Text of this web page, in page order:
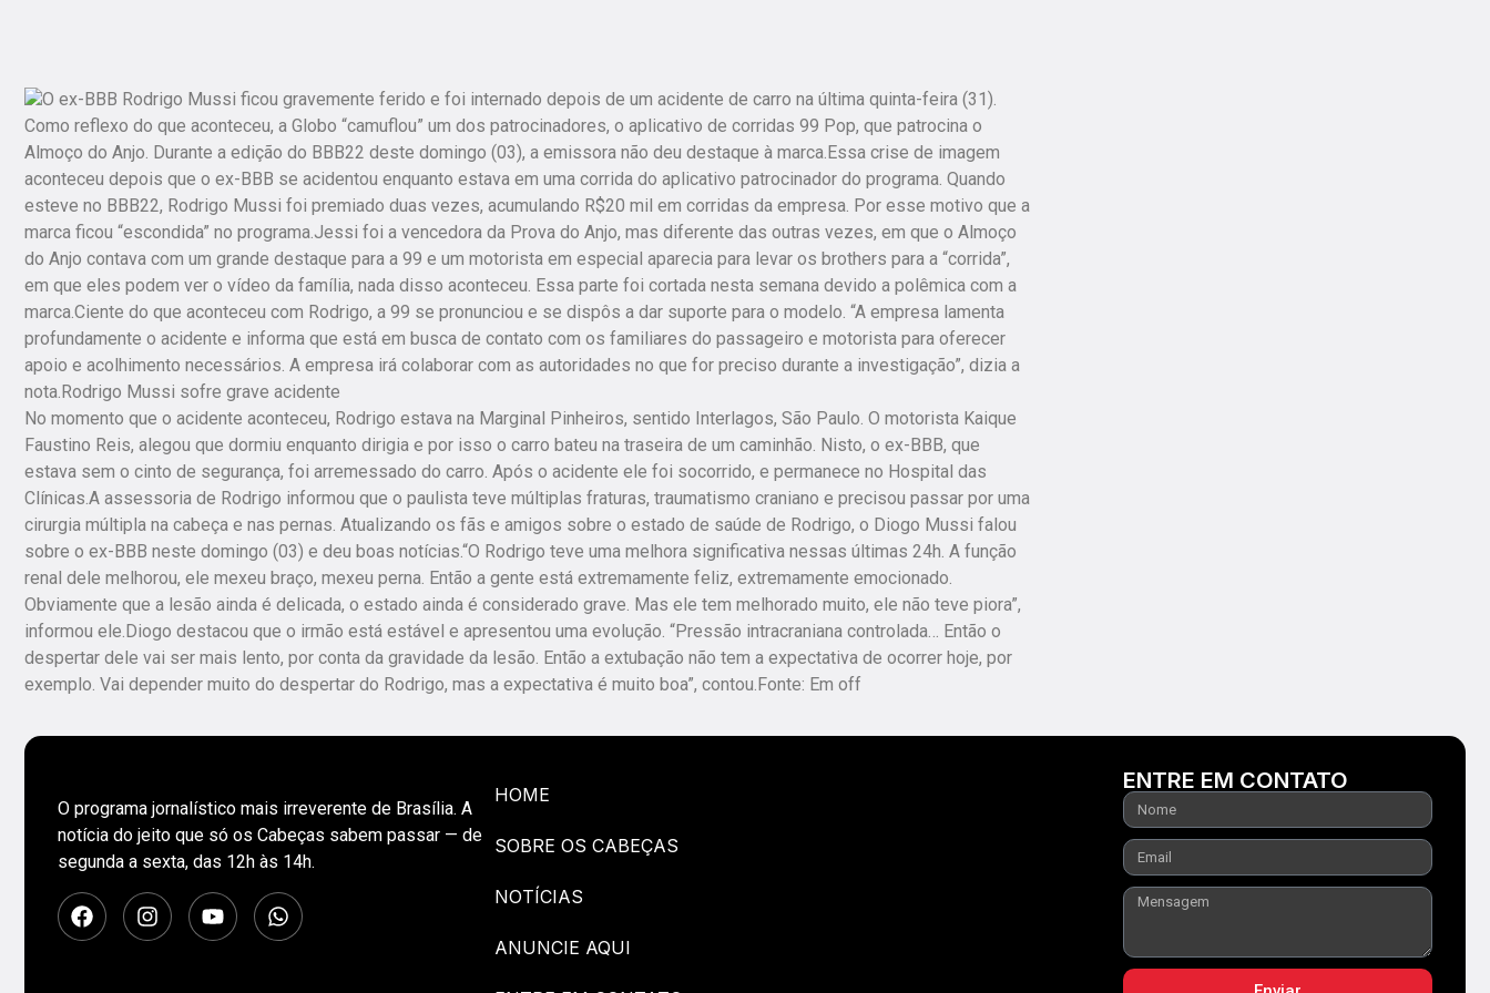
O ex-BBB Rodrigo Mussi ficou gravemente ferido e foi internado depois de um acidente de carro na última quinta-feira (31).
Como reflexo do que aconteceu, a Globo “camuflou” um dos patrocinadores, o aplicativo de corridas 99 Pop, que patrocina o
Almoço do Anjo. Durante a edição do BBB22 deste domingo (03), a emissora não deu destaque à marca.Essa crise de imagem
aconteceu depois que o ex-BBB se acidentou enquanto estava em uma corrida do aplicativo patrocinador do programa. Quando
esteve no BBB22, Rodrigo Mussi foi premiado duas vezes, acumulando R$20 mil em corridas da empresa. Por esse motivo que a
marca ficou “escondida” no programa.Jessi foi a vencedora da Prova do Anjo, mas diferente das outras vezes, em que o Almoço
do Anjo contava com um grande destaque para a 99 e um motorista em especial aparecia para levar os brothers para a “corrida”,
em que eles podem ver o vídeo da família, nada disso aconteceu. Essa parte foi cortada nesta semana devido a polêmica com a
marca.Ciente do que aconteceu com Rodrigo, a 99 se pronunciou e se dispôs a dar suporte para o modelo. “A empresa lamenta
profundamente o acidente e informa que está em busca de contato com os familiares do passageiro e motorista para oferecer
apoio e acolhimento necessários. A empresa irá colaborar com as autoridades no que for preciso durante a investigação”, dizia a
nota.Rodrigo Mussi sofre grave acidente
No momento que o acidente aconteceu, Rodrigo estava na Marginal Pinheiros, sentido Interlagos, São Paulo. O motorista Kaique
Faustino Reis, alegou que dormiu enquanto dirigia e por isso o carro bateu na traseira de um caminhão. Nisto, o ex-BBB, que
estava sem o cinto de segurança, foi arremessado do carro. Após o acidente ele foi socorrido, e permanece no Hospital das
Clínicas.A assessoria de Rodrigo informou que o paulista teve múltiplas fraturas, traumatismo craniano e precisou passar por uma
cirurgia múltipla na cabeça e nas pernas. Atualizando os fãs e amigos sobre o estado de saúde de Rodrigo, o Diogo Mussi falou
sobre o ex-BBB neste domingo (03) e deu boas notícias.“O Rodrigo teve uma melhora significativa nessas últimas 24h. A função
renal dele melhorou, ele mexeu braço, mexeu perna. Então a gente está extremamente feliz, extremamente emocionado.
Obviamente que a lesão ainda é delicada, o estado ainda é considerado grave. Mas ele tem melhorado muito, ele não teve piora”,
informou ele.Diogo destacou que o irmão está estável e apresentou uma evolução. “Pressão intracraniana controlada… Então o
despertar dele vai ser mais lento, por conta da gravidade da lesão. Então a extubação não tem a expectativa de ocorrer hoje, por
exemplo. Vai depender muito do despertar do Rodrigo, mas a expectativa é muito boa”, contou.Fonte: Em off
O programa jornalístico mais irreverente de Brasília. A
notícia do jeito que só os Cabeças sabem passar — de
segunda a sexta, das 12h às 14h.
HOME
SOBRE OS CABEÇAS
NOTÍCIAS
ANUNCIE AQUI
ENTRE EM CONTATO